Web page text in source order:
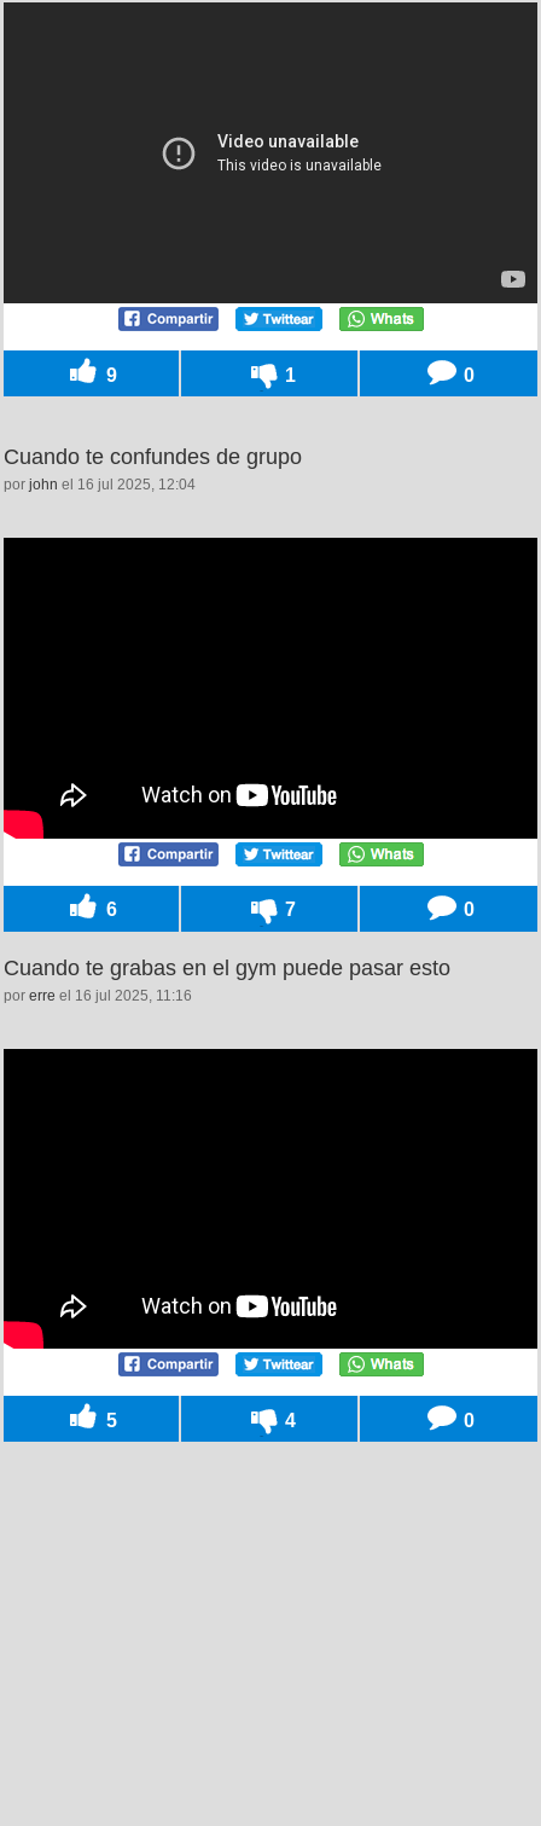
9 1 0
Cuando te confundes de grupo
por john el 16 jul 2025, 12:04
6 7 0
Cuando te grabas en el gym puede pasar esto
por erre el 16 jul 2025, 11:16
5 4 0